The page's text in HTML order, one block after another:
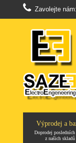
Zavolejte nám:
Výprodej a
Doprodej posledních
z našich skladů